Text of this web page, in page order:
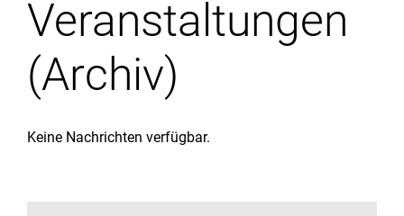
Studium
Institute
Forschung
Veranstaltungen
(Archiv)
Keine Nachrichten verfügbar.